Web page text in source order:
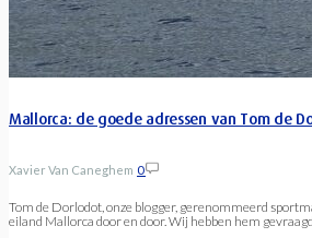
Mallorca: de goede adressen van Tom de
Xavier Van Caneghem 0
Tom de Dorlodot, onze blogger, gerenommeerd
eiland Mallorca door en door. Wij hebben hem